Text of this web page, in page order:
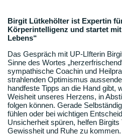
Birgit Lütkehölter ist Expertin
Körperintelligenz und startet
Lebens“
Das Gespräch mit UP-LIfterin
Sinne des Wortes
sympathische Coachin und
strahlenden Optimismus
handfeste Tipps an die Hand gibt,
Weisheit unseres Herzens, in
folgen können. Gerade
fühlen oder bei wichtigen
Unsicherheit spüren, helfen
Gewissheit und Ruhe zu kommen.